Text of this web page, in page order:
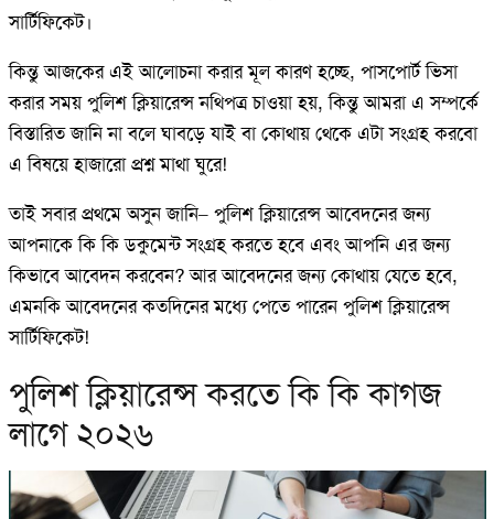
সার্টিফিকেট।
কিন্তু আজকের এই আলোচনা করার মূল কারণ হচ্ছে, পাসপোর্ট ভিসা
করার সময় পুলিশ ক্লিয়ারেন্স নথিপত্র চাওয়া হয়, কিন্তু আমরা এ সম্পর্কে
বিস্তারিত জানি না বলে ঘাবড়ে যাই বা কোথায় থেকে এটা সংগ্রহ করবো
এ বিষয়ে হাজারো প্রশ্ন মাথা ঘুরে!
তাই সবার প্রথমে অসুন জানি– পুলিশ ক্লিয়ারেন্স আবেদনের জন্য
আপনাকে কি কি ডকুমেন্ট সংগ্রহ করতে হবে এবং আপনি এর জন্য
কিভাবে আবেদন করবেন? আর আবেদনের জন্য কোথায় যেতে হবে,
এমনকি আবেদনের কতদিনের মধ্যে পেতে পারেন পুলিশ ক্লিয়ারেন্স
সার্টিফিকেট!
পুলিশ ক্লিয়ারেন্স করতে কি কি কাগজ
লাগে ২০২৬